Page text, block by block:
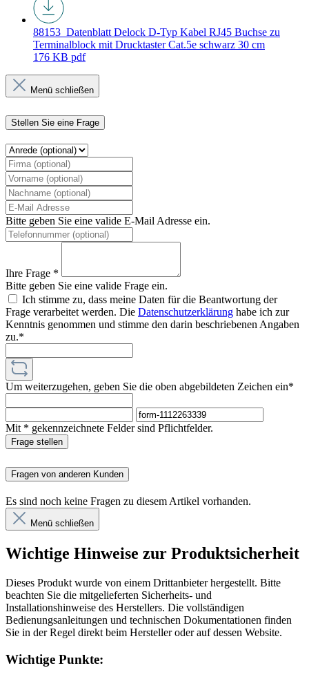
88153_Datenblatt Delock D-Typ Kabel RJ45 Buchse zu
Terminalblock mit Drucktaster Cat.5e schwarz 30 cm
176 KB pdf
Menü schließen
Stellen Sie eine Frage
Bitte geben Sie eine valide E-Mail Adresse ein.
Ihre Frage *
Bitte geben Sie eine valide Frage ein.
Ich stimme zu, dass meine Daten für die Beantwortung der
Frage verarbeitet werden. Die Datenschutzerklärung habe ich zur
Kenntnis genommen und stimme den darin beschriebenen Angaben
zu.*
Um weiterzugehen, geben Sie die oben abgebildeten Zeichen ein*
Mit * gekennzeichnete Felder sind Pflichtfelder.
Frage stellen
Fragen von anderen Kunden
Es sind noch keine Fragen zu diesem Artikel vorhanden.
Menü schließen
Wichtige Hinweise zur Produktsicherheit
Dieses Produkt wurde von einem Drittanbieter hergestellt. Bitte
beachten Sie die mitgelieferten Sicherheits- und
Installationshinweise des Herstellers. Die vollständigen
Bedienungsanleitungen und technischen Dokumentationen finden
Sie in der Regel direkt beim Hersteller oder auf dessen Website.
Wichtige Punkte: